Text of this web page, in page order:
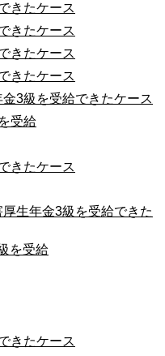
きたケース
きたケース
きたケース
きたケース
3級を受給できたケース
受給
きたケース
生年金3級を受給できた
を受給
きたケース